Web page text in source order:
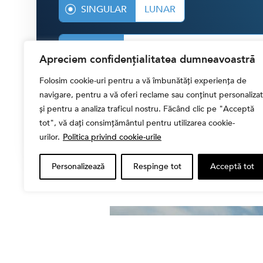
Apreciem confidențialitatea dumneavoastră
Folosim cookie-uri pentru a vă îmbunătăți experiența de
navigare, pentru a vă oferi reclame sau conținut personalizat
și pentru a analiza traficul nostru. Făcând clic pe "Acceptă
tot", vă dați consimțământul pentru utilizarea cookie-
urilor. Politica privind cookie-urile
Personalizează Respinge tot Acceptă tot
SINGULAR LUNAR
CONTRIBUIE CU 30.00 LEI